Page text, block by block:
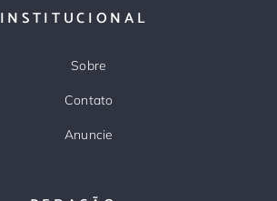
INSTITUCIONAL
Sobre
Contato
Anuncie